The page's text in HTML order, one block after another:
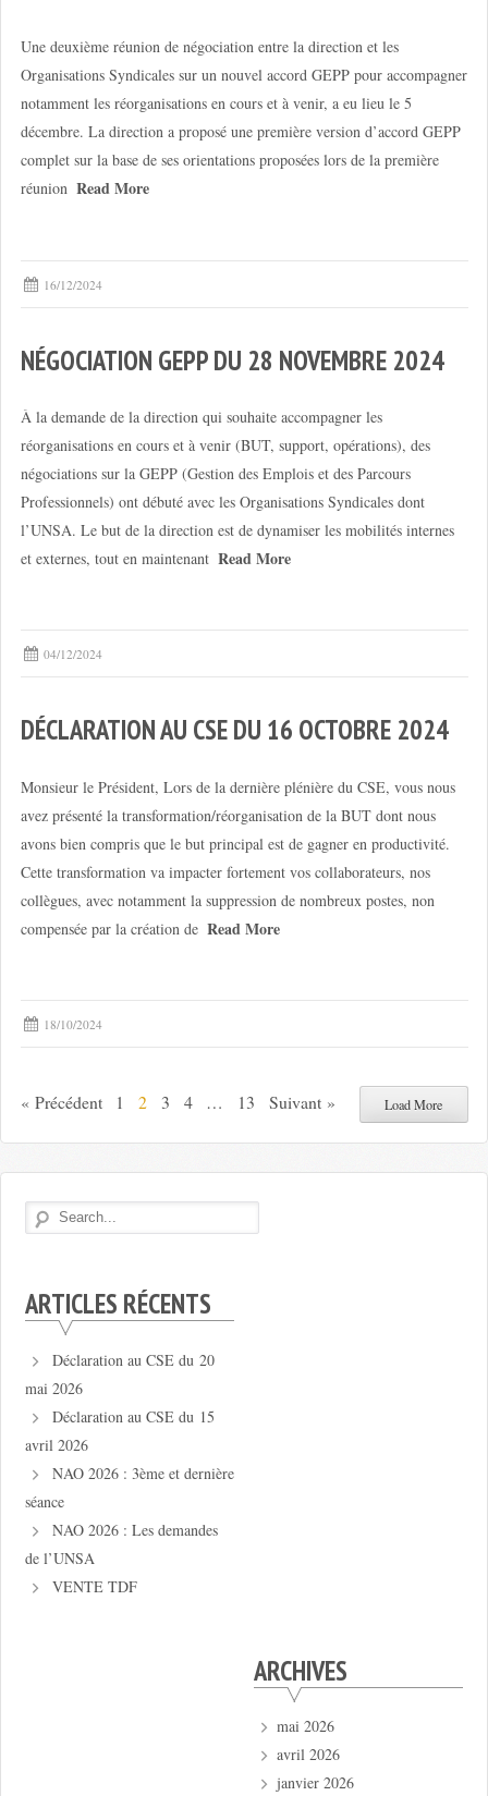
Une deuxième réunion de négociation entre la direction et les
Organisations Syndicales sur un nouvel accord GEPP pour accompagner
notamment les réorganisations en cours et à venir, a eu lieu le 5
décembre. La direction a proposé une première version d’accord GEPP
complet sur la base de ses orientations proposées lors de la première
réunion Read More
16/12/2024
NÉGOCIATION GEPP DU 28 NOVEMBRE 2024
À la demande de la direction qui souhaite accompagner les
réorganisations en cours et à venir (BUT, support, opérations), des
négociations sur la GEPP (Gestion des Emplois et des Parcours
Professionnels) ont débuté avec les Organisations Syndicales dont
l’UNSA. Le but de la direction est de dynamiser les mobilités internes
et externes, tout en maintenant Read More
04/12/2024
DÉCLARATION AU CSE DU 16 OCTOBRE 2024
Monsieur le Président, Lors de la dernière plénière du CSE, vous nous
avez présenté la transformation/réorganisation de la BUT dont nous
avons bien compris que le but principal est de gagner en productivité.
Cette transformation va impacter fortement vos collaborateurs, nos
collègues, avec notamment la suppression de nombreux postes, non
compensée par la création de Read More
18/10/2024
« Précédent 1 2 3 4 … 13 Suivant » Load More
ARTICLES RÉCENTS
Déclaration au CSE du 20
mai 2026
Déclaration au CSE du 15
avril 2026
NAO 2026 : 3ème et dernière
séance
NAO 2026 : Les demandes
de l’UNSA
VENTE TDF
ARCHIVES
mai 2026
avril 2026
janvier 2026